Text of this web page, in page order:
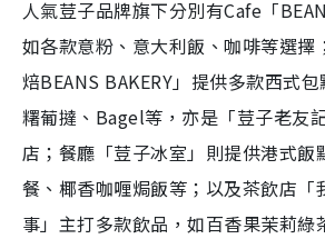
人氣荳子品牌旗下分別有Cafe「
如各款意粉、意大利飯、咖啡等選擇
焙BEANS BAKERY」提供多款西式
糬葡撻、Bagel等，亦是「荳子老友
店；餐廳「荳子冰室」則提供港式飯
餐、椰香咖喱焗飯等；以及茶飲店「
事」主打多款飲品，如百香果茉莉綠